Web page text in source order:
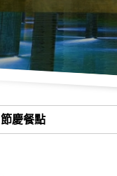
節慶餐點